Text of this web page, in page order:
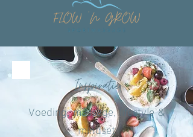
Inspiratie
Voeding, massage, lifestyle &
mindset